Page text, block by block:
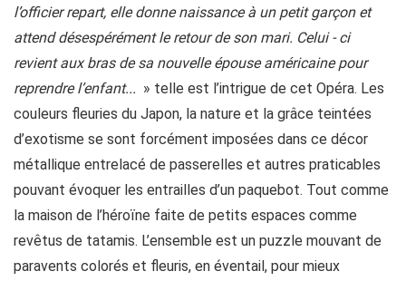
l’officier repart, elle donne naissance à un petit garçon et
attend désespérément le retour de son mari. Celui - ci
revient aux bras de sa nouvelle épouse américaine pour
reprendre l’enfant... » telle est l’intrigue de cet Opéra. Les
couleurs fleuries du Japon, la nature et la grâce teintées
d’exotisme se sont forcément imposées dans ce décor
métallique entrelacé de passerelles et autres praticables
pouvant évoquer les entrailles d’un paquebot. Tout comme
la maison de l’héroïne faite de petits espaces comme
revêtus de tatamis. L’ensemble est un puzzle mouvant de
paravents colorés et fleuris, en éventail, pour mieux